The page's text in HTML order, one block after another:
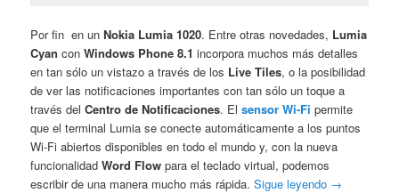
Por fin en unNokia Lumia 1020. Entre otras novedades, Lumia
Cyan conWindows Phone 8.1 incorpora muchos más detalles
en tan sólo un vistazo a través de los Live Tiles, o la posibilidad
de ver las notificaciones importantes con tan sólo un toque a
través delCentro de Notificaciones. Elsensor Wi-Fi permite
que el terminal Lumia se conecte automáticamente a los puntos
Wi-Fi abiertos disponibles en todo el mundo y, con la nueva
funcionalidadWord Flow para el teclado virtual, podemos
escribir de una manera mucho más rápida.Sigue leyendo →